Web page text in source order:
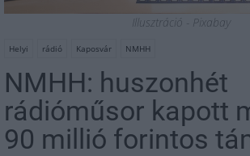
Illusztráció - Pixabay
Helyi rádió Kaposvár NMHH
NMHH: huszonhét
rádióműsor kapott
90 millió forintos